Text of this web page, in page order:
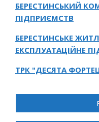
БЕРЕСТИНСЬКИЙ
ПІДПРИЄМСТВ
БЕРЕСТИНСЬКЕ
ЕКСПЛУАТАЦІЙНЕ
ТРК "ДЕСЯТА